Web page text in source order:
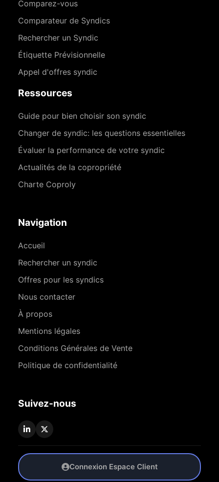
Comparez-vous
Comparateur de Syndics
Rechercher un Syndic
Étiquette Prévisionnelle
Appel d'offres syndic
Ressources
Guide pour bien choisir son syndic
Changer de syndic: les questions essentielles
Évaluer la performance de votre syndic
Actualités de la copropriété
Charte Coproly
Navigation
Accueil
Rechercher un syndic
Offres pour les syndics
Nous contacter
À propos
Mentions légales
Conditions Générales de Vente
Politique de confidentialité
Suivez-nous
Connexion Espace Client